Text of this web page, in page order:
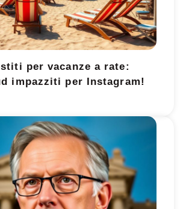
per vacanze a rate:
impazziti per Instagram!